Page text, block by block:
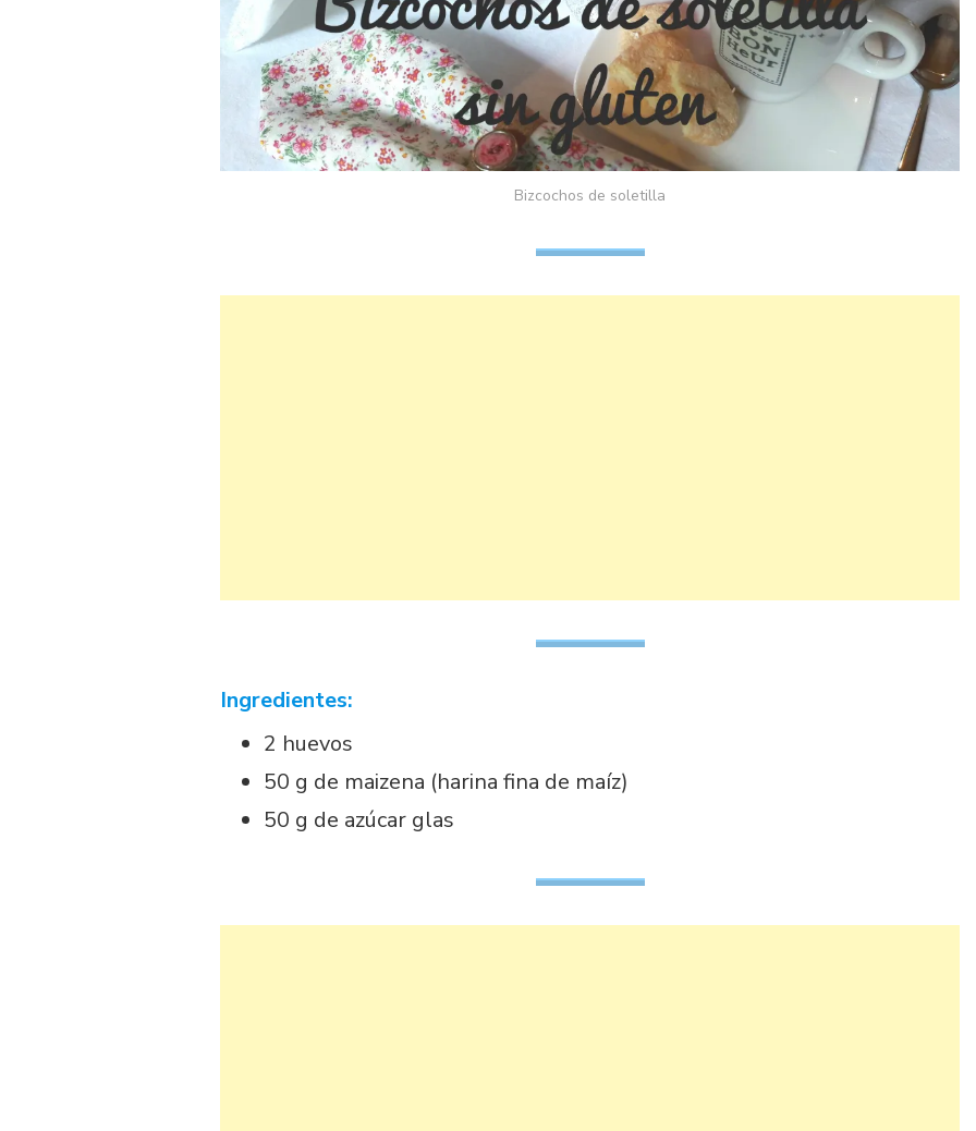
Bizcochos de soletilla
Ingredientes:
2 huevos
50 g de maizena (harina fina de maíz)
50 g de azúcar glas